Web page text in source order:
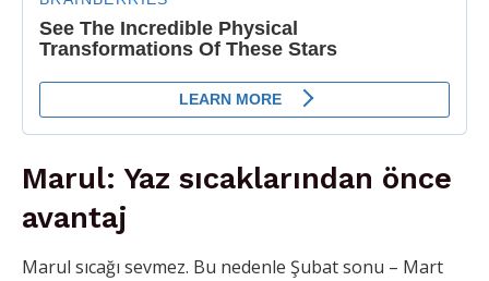
Marul: Yaz sıcaklarından önce
avantaj
Marul sıcağı sevmez. Bu nedenle Şubat sonu – Mart